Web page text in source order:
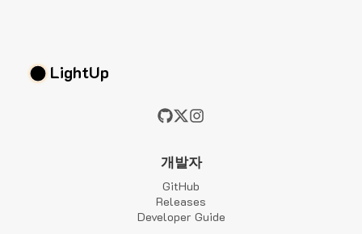
LightUp
개발자
GitHub
Releases
Developer Guide